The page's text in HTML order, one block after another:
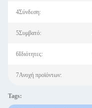
4Σύνδεση:
5Συμβατό:
6Ιδιότητες:
7Ανοχή προϊόντων:
Tags: